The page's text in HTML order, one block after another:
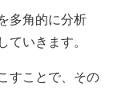
多角的に分析
ていきます。
すことで、その